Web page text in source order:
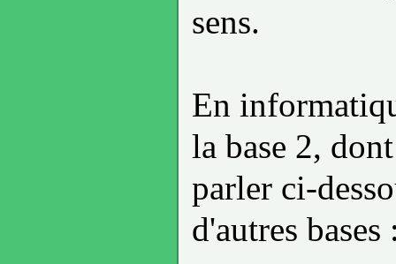
sens.
En
la base 2,
parler ci-
d'autres bases